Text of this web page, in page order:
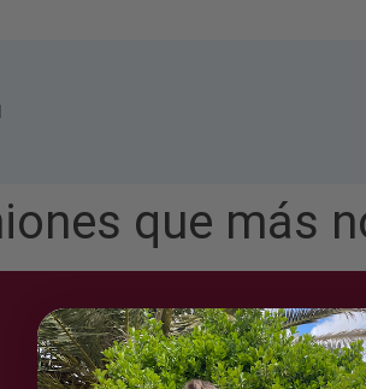
que más